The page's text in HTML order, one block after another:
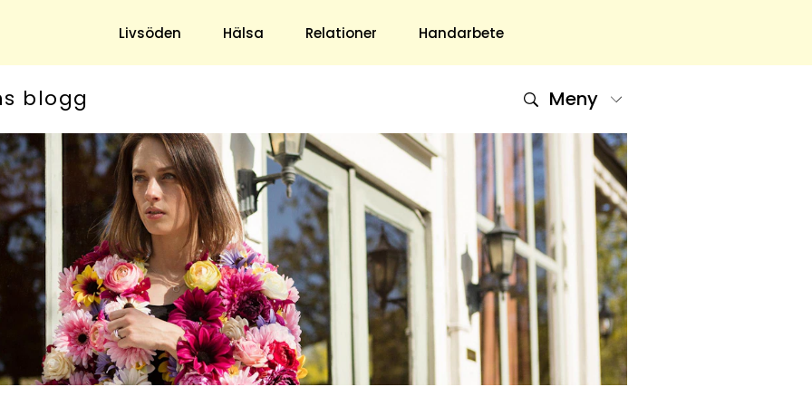
Livsöden Hälsa Relationer Handarbete
& Trädgård
Hushåll
Ekonomi
Mat & Dryck
& Antikt
DIY - Gör Det Själv
Underhållning
Nöje
TV
Horoskop
Quiz
Om Oss
Om Oss & Kontakt
Tidningar Hos Allas.se
Nyhetsbrev
Om Cookies
Integritetspolicy
Skapa Konto
Hantera Preferenser
blogg Meny